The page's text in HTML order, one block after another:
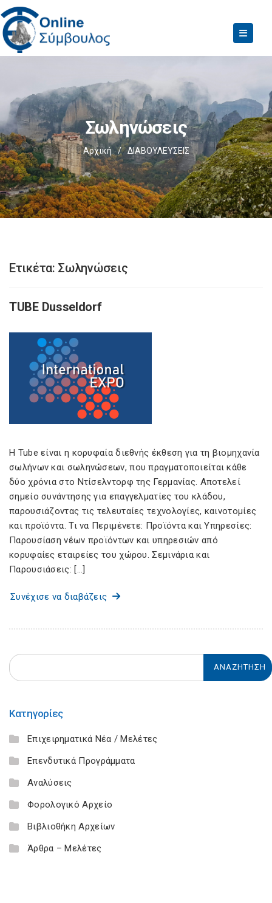
Σωληνώσεις
Αρχική / ΔΙΑΒΟΥΛΕΥΣΕΙΣ
Ετικέτα: Σωληνώσεις
TUBE Dusseldorf
Η Tube είναι η κορυφαία διεθνής έκθεση για τη βιομηχανία
σωλήνων και σωληνώσεων, που πραγματοποιείται κάθε
δύο χρόνια στο Ντίσελντορφ της Γερμανίας. Αποτελεί
σημείο συνάντησης για επαγγελματίες του κλάδου,
παρουσιάζοντας τις τελευταίες τεχνολογίες, καινοτομίες
και προϊόντα. Τι να Περιμένετε: Προϊόντα και Υπηρεσίες:
Παρουσίαση νέων προϊόντων και υπηρεσιών από
κορυφαίες εταιρείες του χώρου. Σεμινάρια και
Παρουσιάσεις: […]
Συνέχισε να διαβάζεις
Κατηγορίες
Επιχειρηματικά Νέα / Μελέτες
Επενδυτικά Προγράμματα
Αναλύσεις
Φορολογικό Αρχείο
Βιβλιοθήκη Αρχείων
Άρθρα – Μελέτες